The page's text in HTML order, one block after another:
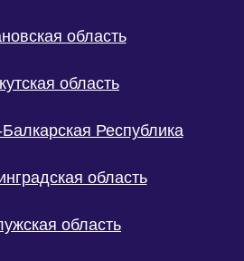
область
область
Республика
область
область